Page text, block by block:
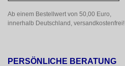
Ab einem Bestellwert von 50,00 Euro,
innerhalb Deutschland, versandkostenfrei!
PERSÖNLICHE BERATUNG